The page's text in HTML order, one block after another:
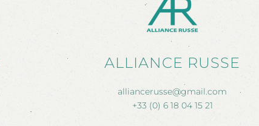
ALLIANCE RUSSE
alliancerusse@gmail.com
+33 (0) 6 18 04 15 21